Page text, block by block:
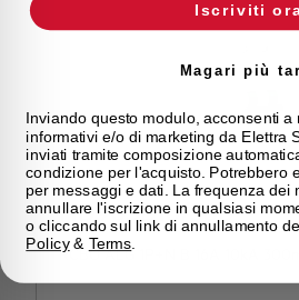
HD90SB16/300
RCBO AEG 1P+N B 16A 10kA
Iscriviti
Magari più
Inviando questo modulo, acconsenti a
informativi e/o di marketing da Elettra
inviati tramite composizione
condizione per l'acquisto. Potrebbero
per messaggi e dati. La frequenza dei
annullare l'iscrizione in qualsiasi
o cliccando sul link di annullamento
Policy& Terms